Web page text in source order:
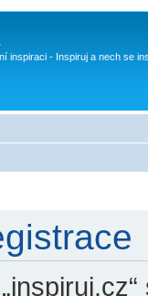
inspiraci - Inspiruj a nech se